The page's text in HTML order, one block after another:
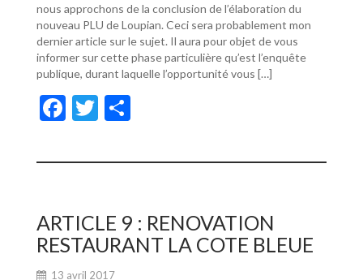
nous approchons de la conclusion de l’élaboration du
nouveau PLU de Loupian. Ceci sera probablement mon
dernier article sur le sujet. Il aura pour objet de vous
informer sur cette phase particulière qu’est l’enquête
publique, durant laquelle l’opportunité vous […]
F
e
o
o
k
T
itt ta
er
ARTICLE 9 : RENOVATION
RESTAURANT LA COTE BLEUE
13 avril 2017